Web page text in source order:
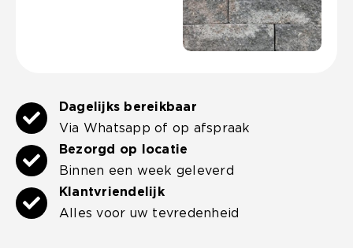
Dagelijks bereikbaar
Via Whatsapp of op afspraak
Bezorgd op locatie
Binnen een week geleverd
Klantvriendelijk
Alles voor uw tevredenheid